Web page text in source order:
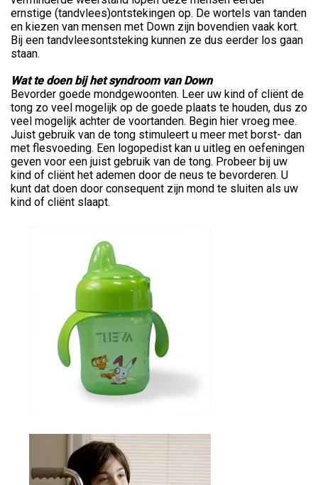
ernstige (tandvlees)ontstekingen op. De wortels van tanden
en kiezen van mensen met Down zijn bovendien vaak kort.
Bij een tandvleesontsteking kunnen ze dus eerder los gaan
staan.
Wat te doen bij het syndroom van Down
Bevorder goede mondgewoonten. Leer uw kind of cliënt de
tong zo veel mogelijk op de goede plaats te houden, dus zo
veel mogelijk achter de voortanden. Begin hier vroeg mee.
Juist gebruik van de tong stimuleert u meer met borst- dan
met flesvoeding. Een logopedist kan u uitleg en oefeningen
geven voor een juist gebruik van de tong. Probeer bij uw
kind of cliënt het ademen door de neus te bevorderen. U
kunt dat doen door consequent zijn mond te sluiten als uw
kind of cliënt slaapt.